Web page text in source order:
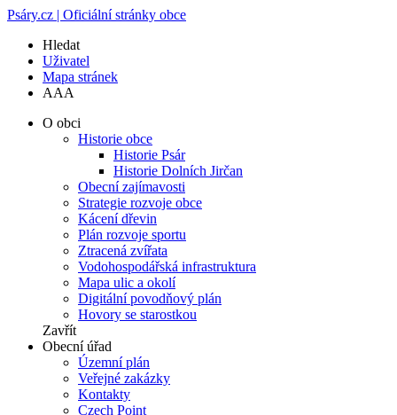
Psáry.cz | Oficiální stránky obce
Hledat
Uživatel
Mapa stránek
AAA
O obci
Historie obce
Historie Psár
Historie Dolních Jirčan
Obecní zajímavosti
Strategie rozvoje obce
Kácení dřevin
Plán rozvoje sportu
Ztracená zvířata
Vodohospodářská infrastruktura
Mapa ulic a okolí
Digitální povodňový plán
Hovory se starostkou
Zavřít
Obecní úřad
Územní plán
Veřejné zakázky
Kontakty
Czech Point